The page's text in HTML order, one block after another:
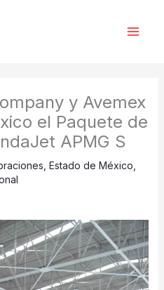
y Avemex
el Paquete de
APMG S
Estado de México